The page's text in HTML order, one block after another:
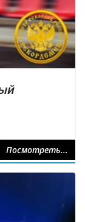
Посмотреть...